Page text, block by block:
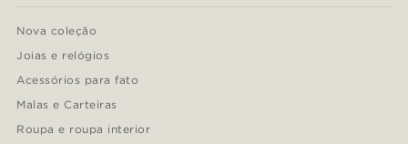
Nova coleção
Joias e relógios
Acessórios para fato
Malas e Carteiras
Roupa e roupa interior